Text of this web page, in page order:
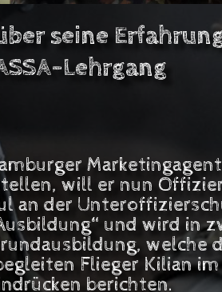
seine
Lehrgang
will er nun
an der
und wird in
welche
Flieger Kilian
berichten.